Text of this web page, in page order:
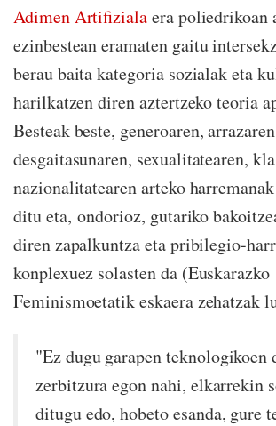
Adimen Artifizialaera poliedrikoan
ezinbestean eramaten gaitu
berau baita kategoria sozialak eta
harilkatzen diren aztertzeko teoria
Besteak beste, generoaren,
desgaitasunaren, sexualitatearen,
nazionalitatearen arteko
ditu eta, ondorioz, gutariko
diren zapalkuntza eta pribilegio-
konplexuez solasten da (Euskarazko
Feminismoetatik eskaera zehatzak
"Ez dugu garapen teknologikoen
zerbitzura egon nahi, elkarrekin
ditugu edo, hobeto esanda, gure